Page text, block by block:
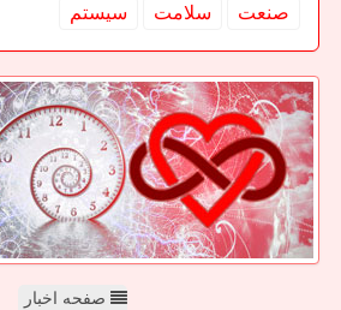
صنعت
سلامت سیستم
صفحه اخبار